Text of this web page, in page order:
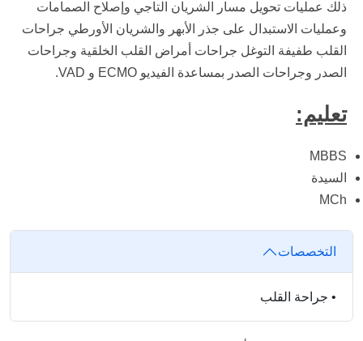
ذلك عمليات تحويل مسار الشريان التاجي وإصلاح الصمامات
وعمليات الاستبدال على جذر الأبهر والشريان الأورطي جراحات
القلب طفيفة التوغل جراحات أمراض القلب الخلقية وجراحات
الصدر وجراحات الصدر بمساعدة الفيديو ECMO و VAD.
تعليم:
MBBS
السيدة
MCh
التخصصات
• جراحة القلب